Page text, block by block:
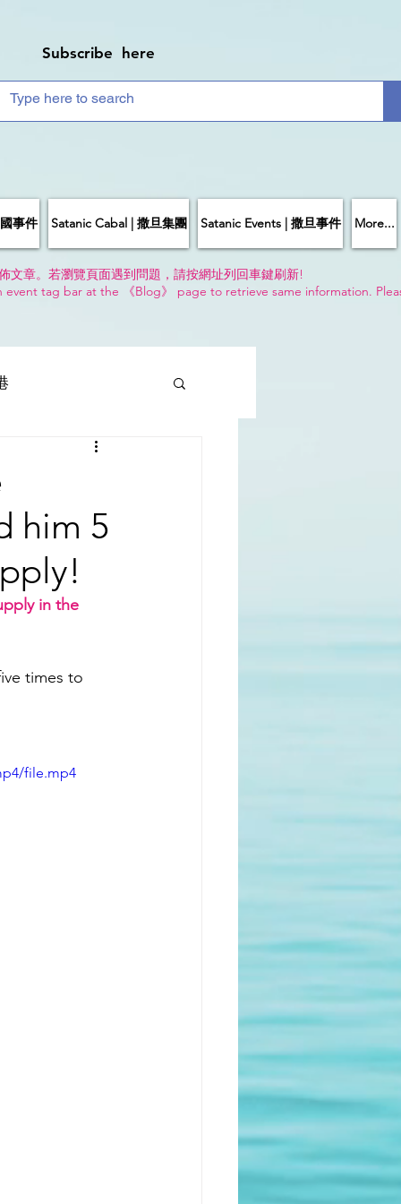
Subscribe here
事件 Satanic Cabal | 撒旦集團 Satanic Events | 撒旦事件 More...
文章。若瀏覽頁面遇到問題，請按網址列回車鍵刷新!
tag bar at the 《Blog》 page to retrieve same information.
| 世界
him 5
in the
times to
file.mp4